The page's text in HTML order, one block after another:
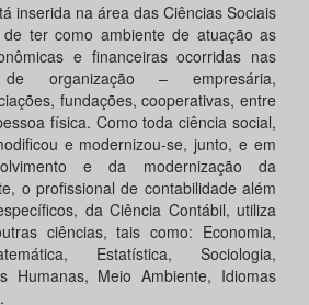
inserida na área das Ciências Sociais
ter como ambiente de atuação as
e financeiras ocorridas nas
organização – empresária,
fundações, cooperativas, entre
física. Como toda ciência social,
e modernizou-se, junto, e em
e da modernização da
o profissional de contabilidade além
da Ciência Contábil, utiliza
ciências, tais como: Economia,
Estatística, Sociologia,
Humanas, Meio Ambiente, Idiomas